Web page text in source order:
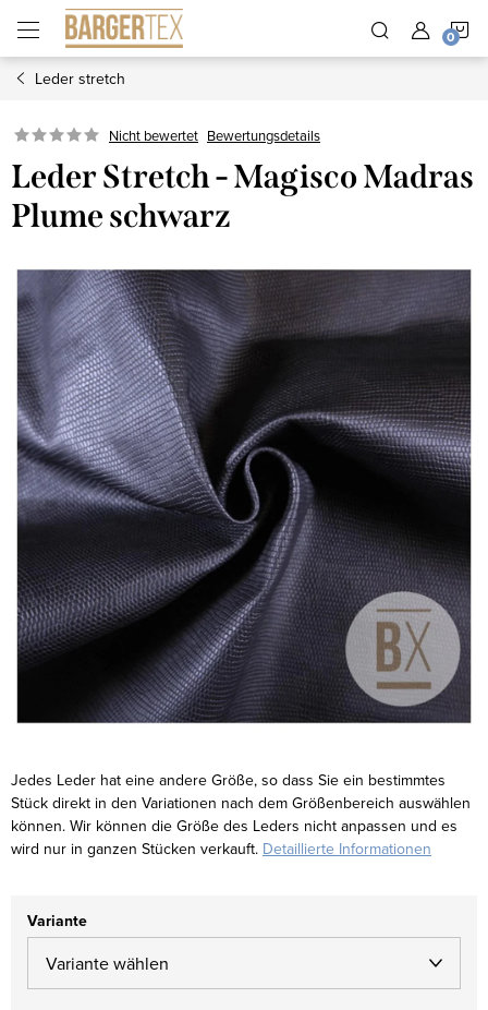
Inhalt
springen
Leder stretch
Nicht bewertet Bewertungsdetails
Leder Stretch - Magisco Madras
Plume schwarz
Jedes Leder hat eine andere Größe, so dass Sie ein bestimmtes
Stück direkt in den Variationen nach dem Größenbereich auswählen
können. Wir können die Größe des Leders nicht anpassen und es
wird nur in ganzen Stücken verkauft. Detaillierte Informationen
Variante